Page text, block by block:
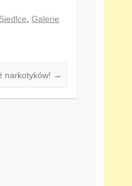
,Galerie
narkotyków! →